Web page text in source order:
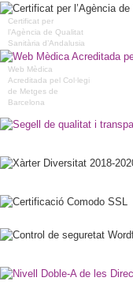
Certificat per
l’Agència de Qualitat
Sanitària d’Andalusia
Web Mèdica
Acreditada pel Col·legi
de Metges de
Barcelona